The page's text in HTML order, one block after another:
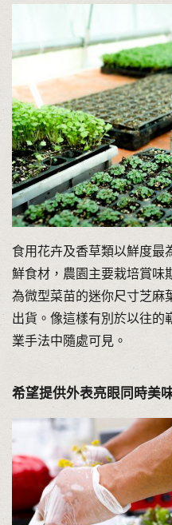
食用花卉及香草類以鮮度最
鮮食材，農園主要栽培賞味
為微型菜苗的迷你尺寸芝麻
出貨。像這樣有別於以往的
業手法中隨處可見。
希望提供外表亮眼同時美